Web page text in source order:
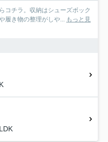
コチラ。収納はシューズボック
履き物の整理がしや...
もっと見